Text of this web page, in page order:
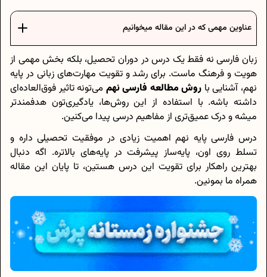
عناوین مهمی که در این مقاله میخوانیم
زبان فارسی نه فقط یک درس در دوران تحصیل، بلکه بخش مهمی از
هویت و فرهنگ ماست. برای رشد و تقویت مهارت‌های زبانی در پایه
نهم، آشنایی با روش مطالعه فارسی نهم می‌تونه تاثیر فوق‌العاده‌ای
داشته باشه. با استفاده از این روش‌ها، یادگیری‌تون هدفمندتر
میشه و درک عمیق‌تری از مفاهیم درسی پیدا می‌کنین.
درس فارسی پایه نهم اهمیت زیادی در موفقیت تحصیلی داره و
تسلط روی اون، پایه‌ساز پیشرفت در پایه‌های بالاتره. اگه دنبال
بهترین راهکار برای تقویت این درس هستین، تا پایان این مقاله
همراه ما بمونین.